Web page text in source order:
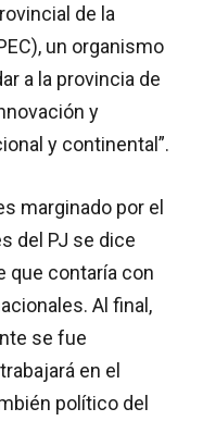
de la
un organismo
a la provincia de
y
y continental”.
marginado por el
del PJ se dice
que contaría con
Al final,
se fue
en el
político del